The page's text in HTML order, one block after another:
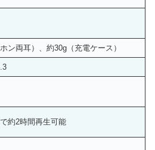
ン両耳）、約30g（充電ケース）
約2時間再生可能